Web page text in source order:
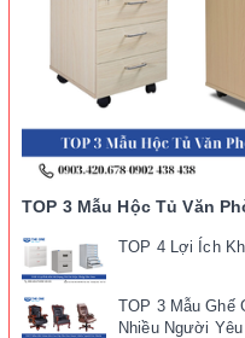
TOP 3 Mẫu Hộc Tủ Văn
TOP 4 Lợi Ích
TOP 3 Mẫu Ghế
Nhiều Người